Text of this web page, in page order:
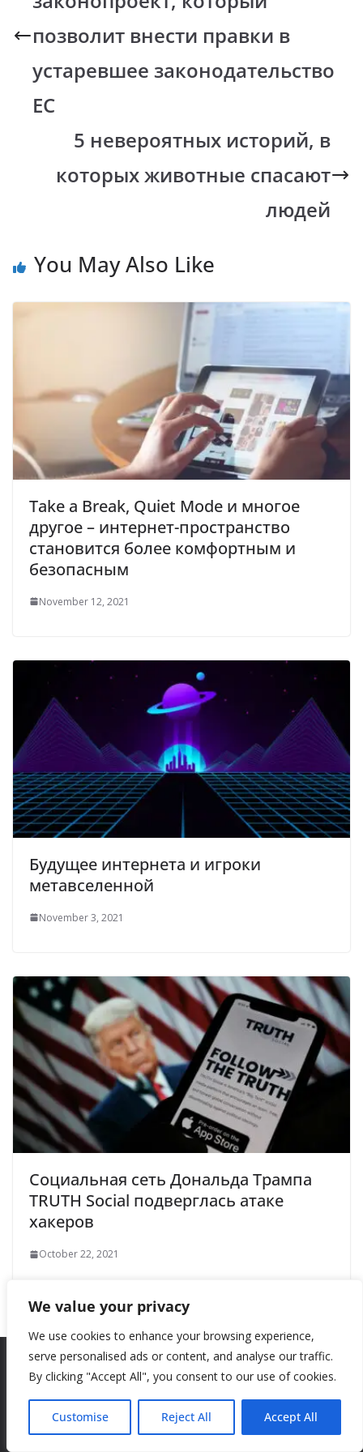
We value your privacy
We use cookies to enhance your browsing experience,
serve personalised ads or content, and analyse our traffic.
By clicking "Accept All", you consent to our use of cookies.
Customise Reject All Accept All
o
k
p
p
n
k
m
позволит внести правки в
устаревшее законодательство
ЕС
5 невероятных историй, в
которых животные спасают
людей
You May Also Like
Take a Break, Quiet Mode и многое
другое – интернет-пространство
становится более комфортным и
безопасным
November 12, 2021
Будущее интернета и игроки
метавселенной
November 3, 2021
Социальная сеть Дональда Трампа
TRUTH Social подверглась атаке
хакеров
October 22, 2021
Theme:ColorMag by ThemeGrill. Powered byWordPress